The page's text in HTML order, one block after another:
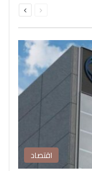
الصفحةالصفحة
اقتصاد